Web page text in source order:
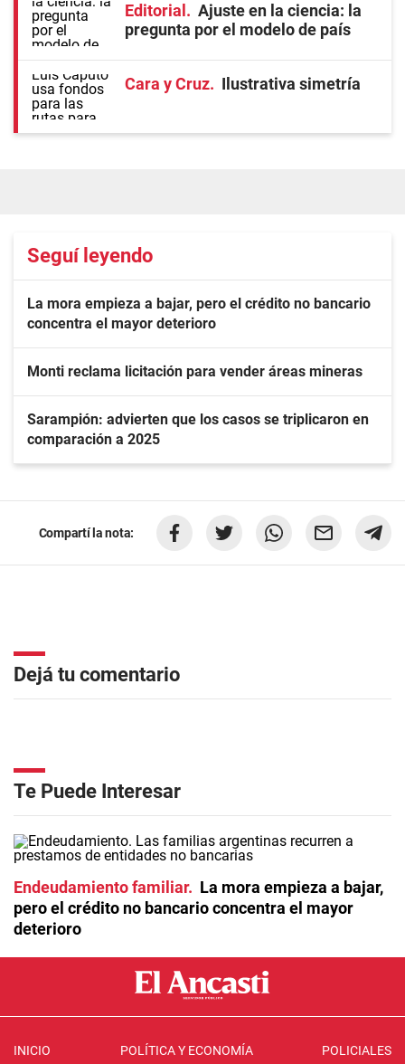
Editorial
Ajuste en la ciencia: la
pregunta por el modelo de país
Cara y Cruz Ilustrativa simetría
Seguí leyendo
La mora empieza a bajar, pero el crédito no bancario
concentra el mayor deterioro
Monti reclama licitación para vender áreas mineras
Sarampión: advierten que los casos se triplicaron en
comparación a 2025
Compartí la nota:
Dejá tu comentario
Te Puede Interesar
Endeudamiento familiar
La mora empieza a bajar,
pero el crédito no bancario concentra el mayor
deterioro
INICIO POLÍTICA Y ECONOMÍA POLICIALES